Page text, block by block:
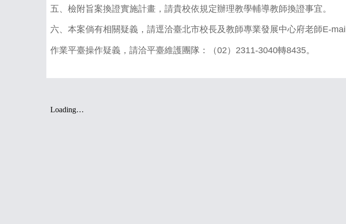
五、檢附旨案換證實施計畫，請貴校依規定辦理教學輔導教師換證事宜。
六、本案倘有相關疑義，請逕洽臺北市校長及教師專業發展中心府老師E-
作業平臺操作疑義，請洽平臺維護團隊：（02）2311-3040轉8435。